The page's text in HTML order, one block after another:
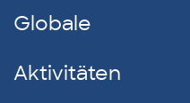
Globale
Aktivitäten